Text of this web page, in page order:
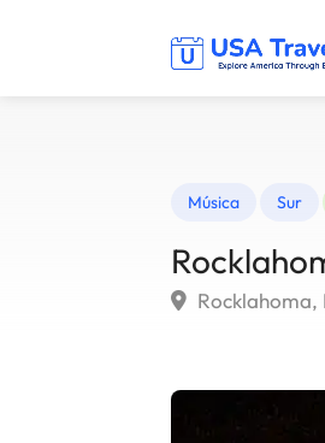
Música Sur
Rocklahoma,